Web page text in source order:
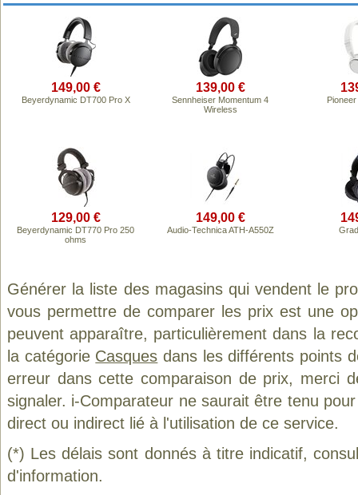
149,00 €
Beyerdynamic DT700 Pro X
139,00 €
Sennheiser Momentum 4
Wireless
129,00 €
Beyerdynamic DT770 Pro 250
ohms
149,00 €
Audio-Technica ATH-A550Z
Générer la liste des magasins qui vendent le
vous permettre de comparer les prix est une
peuvent apparaître, particulièrement dans la
la catégorie Casques dans les différents points
erreur dans cette comparaison de prix, merci
signaler. i-Comparateur ne saurait être tenu
direct ou indirect lié à l'utilisation de ce service.
(*) Les délais sont donnés à titre indicatif,
d'information.